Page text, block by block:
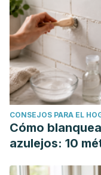
CONSEJOS PARA EL
Cómo
azulejos: 10